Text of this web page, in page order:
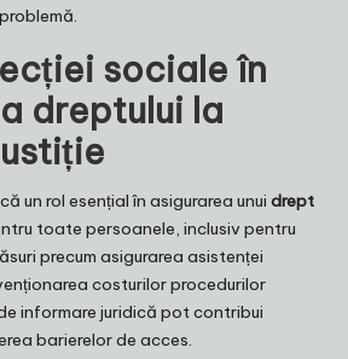
sociale în
dreptului la
un rol esențial în asigurarea unui drept
toate persoanele, inclusiv pentru
precum asigurarea asistenței
costurilor procedurilor
informare juridică pot contribui
barierelor de acces.